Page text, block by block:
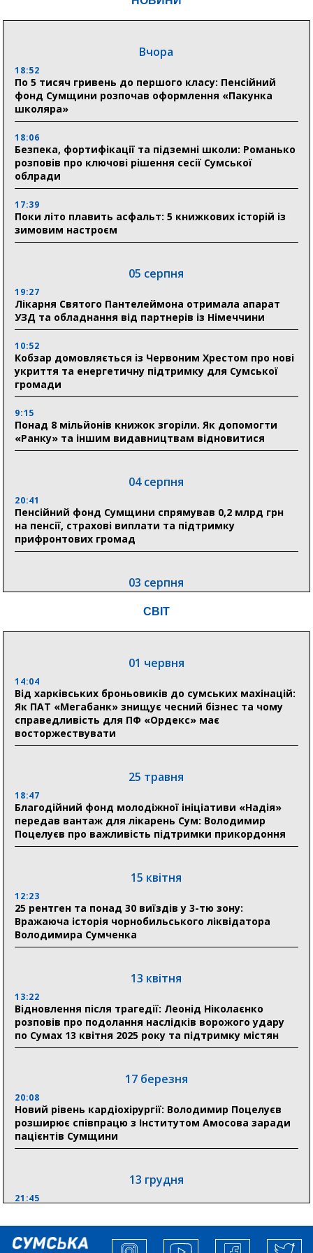
Вчора
18:52
По 5 тисяч гривень до першого класу: Пенсійний
фонд Сумщини розпочав оформлення «Пакунка
школяра»
18:06
Безпека, фортифікації та підземні школи: Романько
розповів про ключові рішення сесії Сумської
облради
17:39
Поки літо плавить асфальт: 5 книжкових історій із
зимовим настроєм
05 серпня
19:27
Лікарня Святого Пантелеймона отримала апарат
УЗД та обладнання від партнерів із Німеччини
10:52
Кобзар домовляється із Червоним Хрестом про нові
укриття та енергетичну підтримку для Сумської
громади
9:15
Понад 8 мільйонів книжок згоріли. Як допомогти
«Ранку» та іншим видавництвам відновитися
04 серпня
20:41
Пенсійний фонд Сумщини спрямував 0,2 млрд грн
на пенсії, страхові виплати та підтримку
прифронтових громад
03 серпня
Романько розширює програму відпочинку дітей із
Ніколаєнко: у Сумах погодили 115 компенсацій на
відновлення житла майже на 6,6 млн грн
Сумщини пояснив, як отримати допомогу на зиму
17:52
«Укрексімбанк» припиняє виплату пенсій: у
Пенсійному фонді Сумщини пояснили, що робити
людям
відзнаки «Почесного громадянина міста Суми»
30 липня
Сумська клінічна лікарня Святого Пантелеймона
18:33
Олексій Романько долучився до обговорення Плану
стійкості Сумщини з Прем’єр-міністром
Місто посилює міжнародну співпрацю: Суми
отримали 12 потужних станцій для Пунктів обігріву
СВІТ
01 червня
14:04
Від харківських броньовиків до сумських махінацій:
Як ПАТ «Мегабанк» знищує чесний бізнес та чому
справедливість для ПФ «Ордекс» має
восторжествувати
25 травня
18:47
Благодійний фонд молодіжної ініціативи «Надія»
передав вантаж для лікарень Сум: Володимир
Поцелуєв про важливість підтримки прикордоння
15 квітня
12:23
25 рентген та понад 30 виїздів у 3-тю зону:
Вражаюча історія чорнобильського ліквідатора
Володимира Сумченка
13 квітня
13:22
Відновлення після трагедії: Леонід Ніколаєнко
розповів про подолання наслідків ворожого удару
по Сумах 13 квітня 2025 року та підтримку містян
17 березня
20:08
Новий рівень кардіохірургії: Володимир Поцелуєв
розширює співпрацю з Інститутом Амосова заради
пацієнтів Сумщини
13 грудня
21:45
збільшити завантаження стратегічних українських
виробників”, – нардеп Максим Гузенко